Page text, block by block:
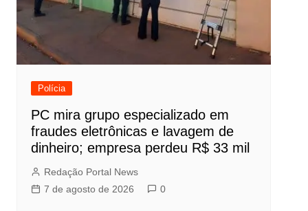
Polícia
PC mira grupo especializado em
fraudes eletrônicas e lavagem de
dinheiro; empresa perdeu R$ 33 mil
Redação Portal News
7 de agosto de 2026
0